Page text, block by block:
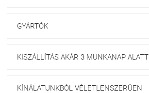
GYÁRTÓK
KISZÁLLÍTÁS AKÁR 3 MUNKANAP ALATT
KÍNÁLATUNKBÓL VÉLETLENSZERŰEN